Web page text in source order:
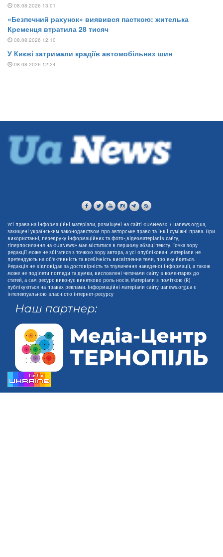
Усі права на інформаційні матеріали, розміщені на сайті «UANews» / uanews.org.ua,
захищені українським законодавством про авторське право та інші суміжні права. При
використанні, передруку інформаційних та фото-,відеоматеріалів сайту,
гіперпосилання на «UaNews» має міститися в першому абзаці тексту. Точка зору
редакції може не збігатися з точкою зору автора, а усі опубліковані матеріали не
претендують на об'єктивність та всебічність висвітлення теми, про яку йдеться.
Редакція не відповідає за достовірність та тлумачення наведеної інформації, а також
може не поділяти погляди та думки, висловлені читачами сайту в коментарях до
статей, а сам ресурс виконує винятково роль носія. Матеріали з поміткою (R)
публікуються на правах реклами. Інформаційні матеріали сайту uanews.org.ua є
інтелектуальною власністю інтернет-ресурсу